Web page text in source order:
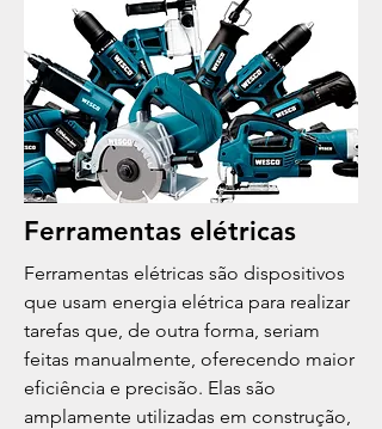
Ferramentas elétricas
Ferramentas elétricas são dispositivos
que usam energia elétrica para realizar
tarefas que, de outra forma, seriam
feitas manualmente, oferecendo maior
eficiência e precisão. Elas são
amplamente utilizadas em construção,